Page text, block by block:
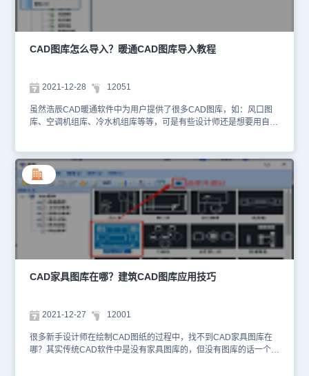
出的对话框中选择需要导入的设备文件将其导入到电气CAD图库即
可，设备导入完成后便可以在之后的设计工作中自由调用了。本节
CAD教程小编给大家分享了浩辰CAD电气软件中添加设备至电气
CAD图库的详细操作步骤，是不是很简单呢？对此感兴趣的设计师小
伙伴们可以访问浩辰CAD下载专区免费下载试用浩辰CAD电气软
件使用技巧哦！
CAD图库怎么导入？暖通CAD图库导入教程
2021-12-28 12051
虽然浩辰CAD暖通软件中为用户提供了很多CAD图库，如：风口图
库、空调机组库、冷水机组库等等，可是有些设计师还是想要用自定
CAD暖通软件后，点击左侧工具箱中的【图库】—【图库管理】。此
时可调出【图库】对话框，在其中点击【文件】—【添加】—【新建
图库】/【现有图库】。点击【现有图库】后，在跳出的对话框中找
到需要导入的图库文件（*.dml）。点击【打开】，软件会跳转回
【图库】对话框，图库分类列表中便会显示【新建图库组】，双击可
修改其名称。本文小编给大家分享了浩辰CAD暖通软件中CAD图库
导入的方法技巧，各位小伙伴在暖通CAD设计过程中如果需要导入自
定义图库的话可以参考上述步骤来操作哦！
CAD家具图库在哪？建筑CAD图库应用技巧
2021-12-27 12001
很多新手设计师在绘制CAD图纸的过程中，找不到CAD家具图库在
哪？其实传统CAD软件中是没有家具图库的，但没有图库的话一个一